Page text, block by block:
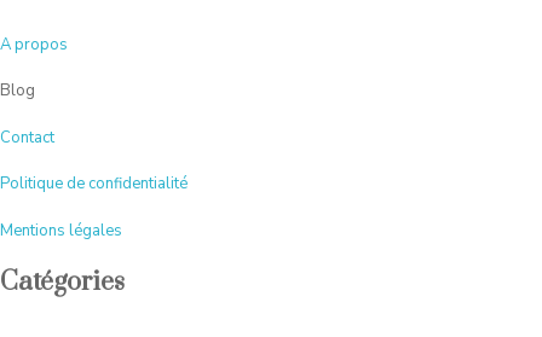
Apropos
Blog
Contact
Politique de confidentialité
Mentions légales
Catégories